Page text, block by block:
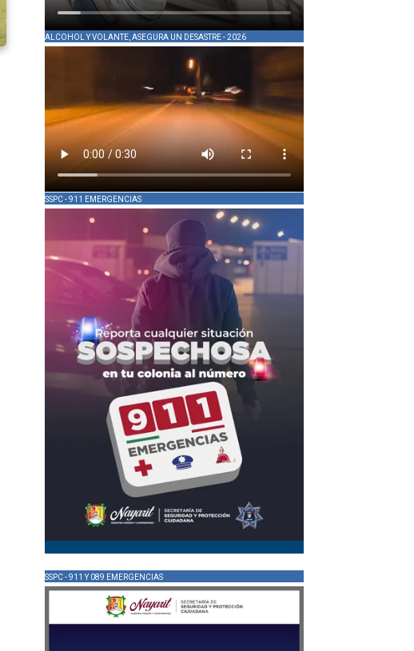
ALCOHOL Y VOLANTE, ASEGURA UN DESASTRE - 2026
SSPC - 911 EMERGENCIAS
SSPC - 911 Y 089 EMERGENCIAS